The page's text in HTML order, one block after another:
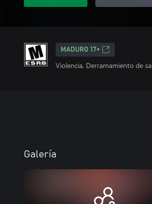
MADURO 17+
Violencia, Derramamiento de
Galería